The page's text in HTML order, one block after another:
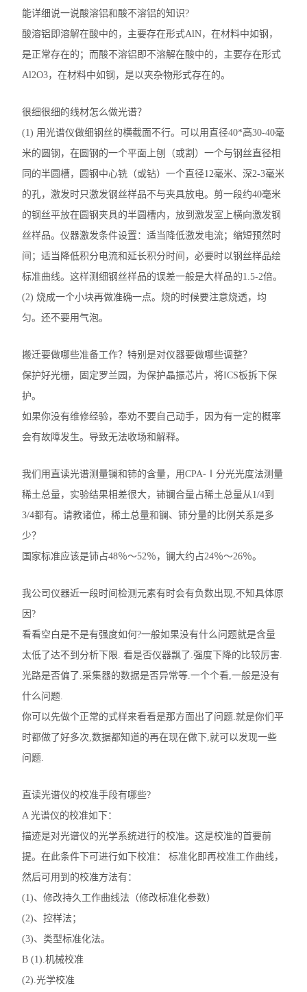
能详细说一说酸溶铝和酸不溶铝的知识?
酸溶铝即溶解在酸中的，主要存在形式AlN，在材料中如钢，
是正常存在的；而酸不溶铝即不溶解在酸中的，主要存在形式
Al2O3，在材料中如钢，是以夹杂物形式存在的。
很细很细的线材怎么做光谱？
(1) 用光谱仪做细钢丝的横截面不行。可以用直径40*高30-40毫
米的圆钢，在圆钢的一个平面上刨（或割）一个与钢丝直径相
同的半圆槽，圆钢中心铣（或钻）一个直径12毫米、深2-3毫米
的孔，激发时只激发钢丝样品不与夹具放电。剪一段约40毫米
的钢丝平放在圆钢夹具的半圆槽内，放到激发室上横向激发钢
丝样品。仪器激发条件设置：适当降低激发电流；缩短预然时
间；适当降低积分电流和延长积分时间，必要时以钢丝样品绘
标准曲线。这样测细钢丝样品的误差一般是大样品的1.5-2倍。
(2) 烧成一个小块再做准确一点。烧的时候要注意烧透，均
匀。还不要用气泡。
搬迁要做哪些准备工作？特别是对仪器要做哪些调整？
保护好光栅，固定罗兰园，为保护晶振芯片，将ICS板拆下保
护。
如果你没有维修经验，奉劝不要自己动手，因为有一定的概率
会有故障发生。导致无法收场和解释。
我们用直读光谱测量镧和铈的含量，用CPA-Ⅰ分光光度法测量
稀土总量，实验结果相差很大，铈镧合量占稀土总量从1/4到
3/4都有。请教诸位，稀土总量和镧、铈分量的比例关系是多
少？
国家标准应该是铈占48％～52％，镧大约占24％～26％。
我公司仪器近一段时间检测元素有时会有负数出现,不知具体原
因?
看看空白是不是有强度如何?一般如果没有什么问题就是含量
太低了达不到分析下限. 看是否仪器飘了.强度下降的比较厉害.
光路是否偏了.采集器的数据是否异常等.一个个看,一般是没有
什么问题.
你可以先做个正常的式样来看看是那方面出了问题.就是你们平
时都做了好多次,数据都知道的再在现在做下,就可以发现一些
问题.
直读光谱仪的校准手段有哪些?
A 光谱仪的校准如下：
描迹是对光谱仪的光学系统进行的校准。这是校准的首要前
提。在此条件下可进行如下校准： 标准化即再校准工作曲线，
然后可用到的校准方法有：
(1)、修改持久工作曲线法（修改标准化参数）
(2)、控样法；
(3)、类型标准化法。
B (1).机械校准
(2).光学校准